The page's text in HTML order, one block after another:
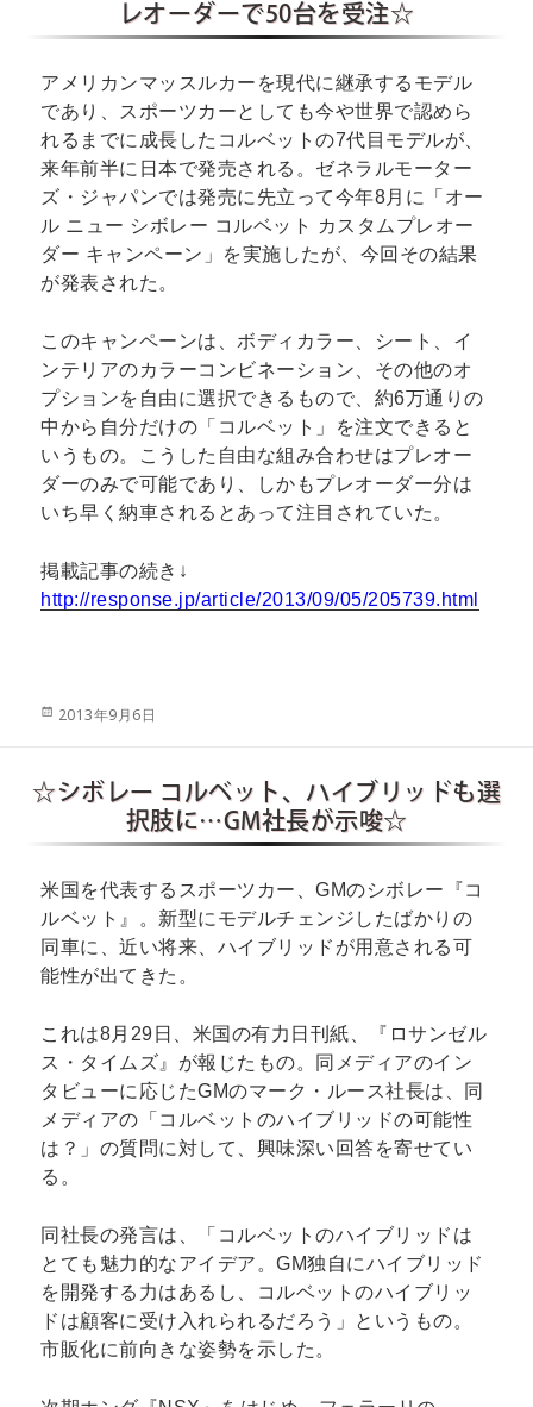
レオーダーで50台を受注☆
アメリカンマッスルカーを現代に継承するモデル
であり、スポーツカーとしても今や世界で認めら
れるまでに成長したコルベットの7代目モデルが、
来年前半に日本で発売される。ゼネラルモーター
ズ・ジャパンでは発売に先立って今年8月に「オー
ル ニュー シボレー コルベット カスタムプレオー
ダー キャンペーン」を実施したが、今回その結果
が発表された。
このキャンペーンは、ボディカラー、シート、イ
ンテリアのカラーコンビネーション、その他のオ
プションを自由に選択できるもので、約6万通りの
中から自分だけの「コルベット」を注文できると
いうもの。こうした自由な組み合わせはプレオー
ダーのみで可能であり、しかもプレオーダー分は
いち早く納車されるとあって注目されていた。
掲載記事の続き↓
http://response.jp/article/2013/09/05/205739.html
投
2013年9月6日
☆シボレー コルベット、ハイブリッドも選
択肢に…GM社長が示唆☆
米国を代表するスポーツカー、GMのシボレー『コ
ルベット』。新型にモデルチェンジしたばかりの
同車に、近い将来、ハイブリッドが用意される可
能性が出てきた。
これは8月29日、米国の有力日刊紙、『ロサンゼル
ス・タイムズ』が報じたもの。同メディアのイン
タビューに応じたGMのマーク・ルース社長は、同
メディアの「コルベットのハイブリッドの可能性
は？」の質問に対して、興味深い回答を寄せてい
る。
同社長の発言は、「コルベットのハイブリッドは
とても魅力的なアイデア。GM独自にハイブリッド
を開発する力はあるし、コルベットのハイブリッ
ドは顧客に受け入れられるだろう」というもの。
市販化に前向きな姿勢を示した。